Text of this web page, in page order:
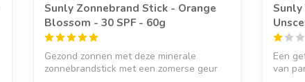
Sunly Zonnebrand Stick - Orange
Blossom - 30 SPF - 60g
Gezond zonnen met deze minerale
zonnebrandstick met een zomerse geur
Een
van